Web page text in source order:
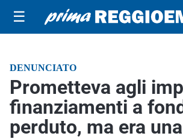
☰
DENUNCIATO
Prometteva agli
finanziamenti a
perduto, ma era